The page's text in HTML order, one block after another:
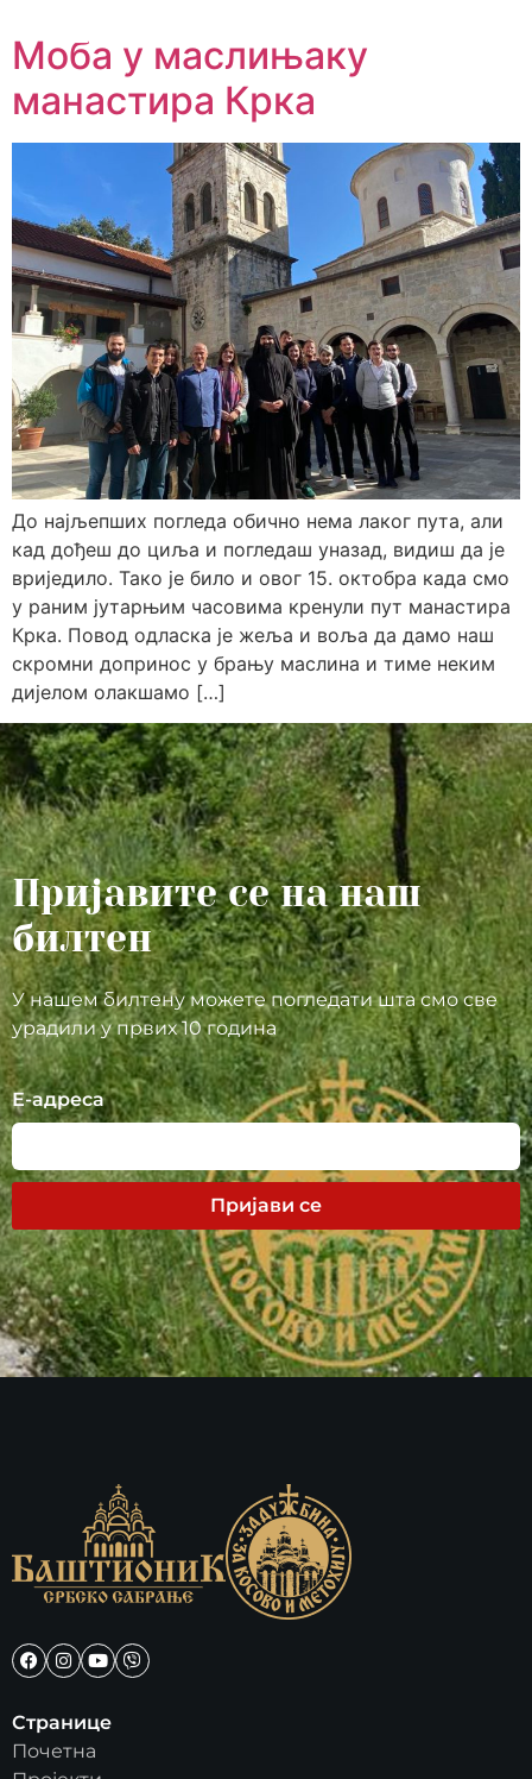
Моба у маслињаку
манастира Крка
До најљепших погледа обично нема лаког пута, али
кад дођеш до циља и погледаш уназад, видиш да је
вриједило. Тако је било и овог 15. октобра када смо
у раним јутарњим часовима кренули пут манастира
Крка. Повод одласка је жеља и воља да дамо наш
скромни допринос у брању маслина и тиме неким
дијелом олакшамо […]
Пријавите се на наш
билтен
У нашем билтену можете погледати шта смо све
урадили у првих 10 година
Е-адреса
Пријави се
Странице
Почетна